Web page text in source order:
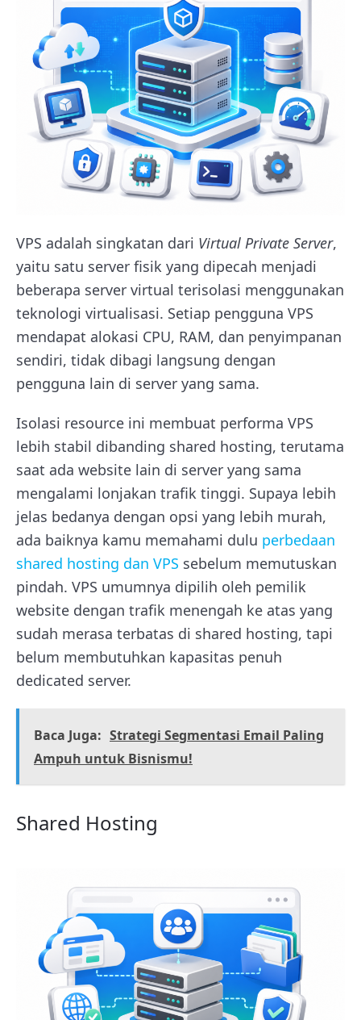
VPS adalah singkatan dari Virtual Private Server,
yaitu satu server fisik yang dipecah menjadi
beberapa server virtual terisolasi menggunakan
teknologi virtualisasi. Setiap pengguna VPS
mendapat alokasi CPU, RAM, dan penyimpanan
sendiri, tidak dibagi langsung dengan
pengguna lain di server yang sama.
Isolasi resource ini membuat performa VPS
lebih stabil dibanding shared hosting, terutama
saat ada website lain di server yang sama
mengalami lonjakan trafik tinggi. Supaya lebih
jelas bedanya dengan opsi yang lebih murah,
ada baiknya kamu memahami dulu perbedaan
shared hosting dan VPS sebelum memutuskan
pindah. VPS umumnya dipilih oleh pemilik
website dengan trafik menengah ke atas yang
sudah merasa terbatas di shared hosting, tapi
belum membutuhkan kapasitas penuh
dedicated server.
Baca Juga: Strategi Segmentasi Email Paling
Ampuh untuk Bisnismu!
Shared Hosting